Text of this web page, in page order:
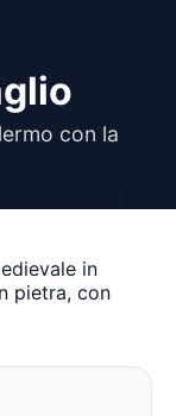
con la
in
pietra, con